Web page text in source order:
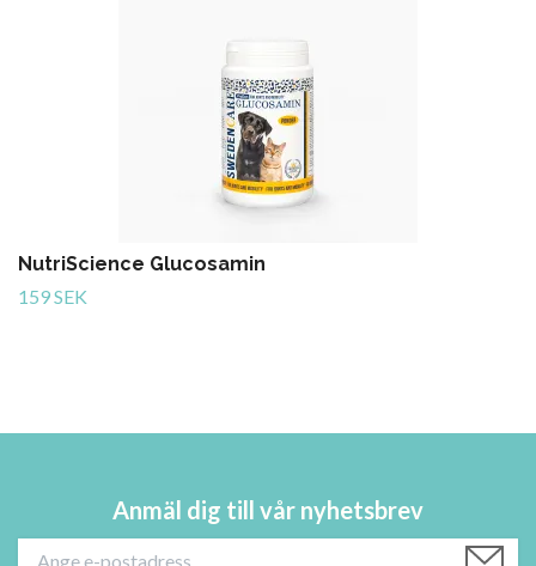
NutriScience Glucosamin
159 SEK
Anmäl dig till vår nyhetsbrev